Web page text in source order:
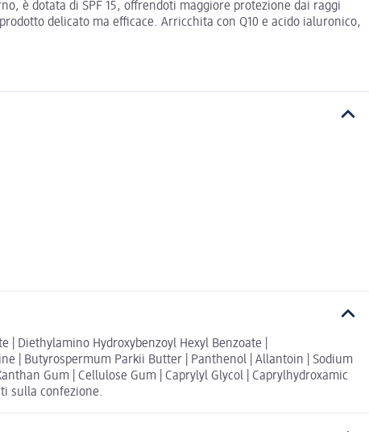
è dotata di SPF 15, offrendoti maggiore protezione dai raggi
delicato ma efficace. Arricchita con Q10 e acido ialuronico,
Diethylamino Hydroxybenzoyl Hexyl Benzoate |
| Butyrospermum Parkii Butter | Panthenol | Allantoin | Sodium
Gum | Cellulose Gum | Caprylyl Glycol | Caprylhydroxamic
sulla confezione.